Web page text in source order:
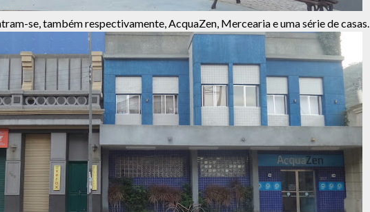
se, também respectivamente, AcquaZen, Mercearia e uma série de casas.